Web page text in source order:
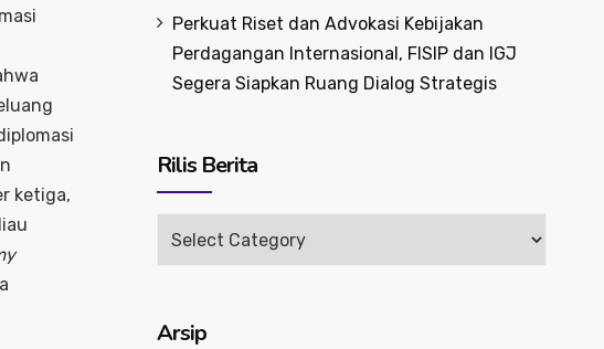
ketiga,
Perkuat Riset dan Advokasi Kebijakan
Perdagangan Internasional, FISIP dan IGJ
Segera Siapkan Ruang Dialog Strategis
Rilis Berita
Rilis
Arsip